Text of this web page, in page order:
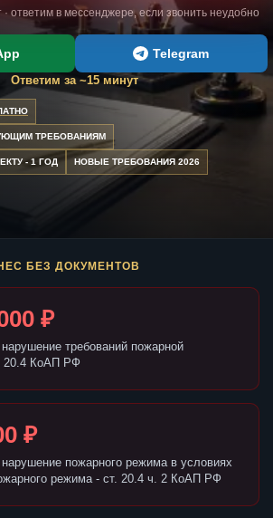
· ответим в мессенджере, если звонить неудобно
Telegram
Ответим за ~15 минут
ТРЕБОВАНИЯМ
- 1 ГОД НОВЫЕ ТРЕБОВАНИЯ 2026
БЕЗ ДОКУМЕНТОВ
₽
требований пожарной
20.4 КоАП РФ
₽
пожарного режима в условиях
режима - ст. 20.4 ч. 2 КоАП РФ